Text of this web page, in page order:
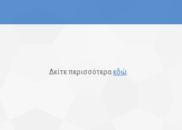
Δείτε περισσότεραεδώ